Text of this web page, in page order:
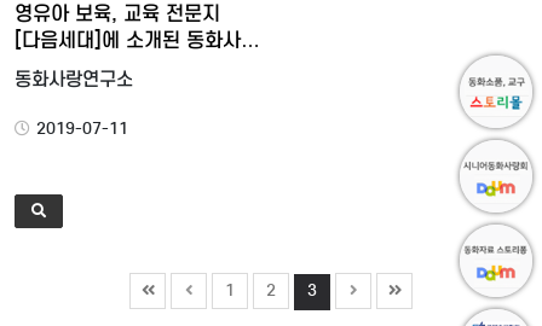
영유아 보육, 교육 전문지
[다음세대]에 소개된 동화사…
동화사랑연구소
2019-07-11
1 2 3